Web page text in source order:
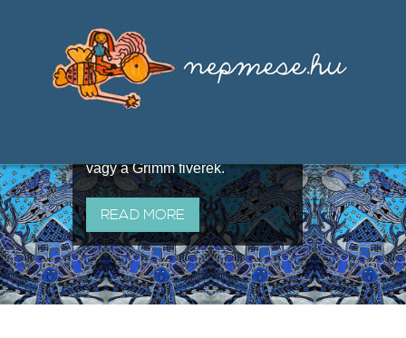
útján terjedő elbeszélésekből,
melyeket olyan ismert gyűjtők
állítottak össze, mint Benedek
vagy a Grimm fivérek.
READ MORE